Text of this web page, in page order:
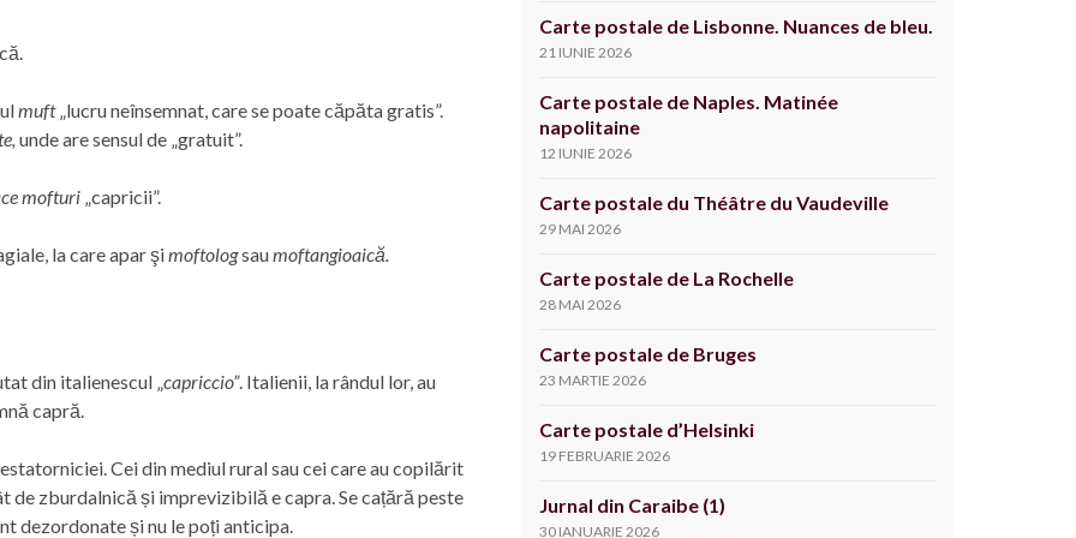
muft„lucru neînsemnat, care se poate căpăta gratis”.
unde are sensul de „gratuit”.
mofturi „capricii”.
la care apar şimoftologsaumoftangioaică.
din italienescul „capriccio”. Italienii, la rândul lor, au
capră.
Cei din mediul rural sau cei care au copilărit
de zburdalnică și imprevizibilă e capra. Se cațără peste
dezordonate și nu le poți anticipa.
Carte postale de Lisbonne. Nuances de bleu.
21 IUNIE 2026
Carte postale de Naples. Matinée
napolitaine
12 IUNIE 2026
Carte postale du Théâtre du Vaudeville
29 MAI 2026
Carte postale de La Rochelle
28 MAI 2026
Carte postale de Bruges
23 MARTIE 2026
Carte postale d’Helsinki
19 FEBRUARIE 2026
Jurnal din Caraibe (1)
30 IANUARIE 2026